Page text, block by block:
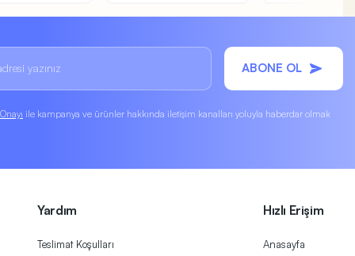
ABONE OL
ile kampanya ve ürünler hakkında iletişim kanalları yoluyla haberdar olmak
Yardım
Teslimat Koşulları
Hızlı Erişim
Anasayfa